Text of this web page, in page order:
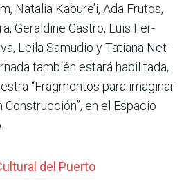
Natalia Kabure’i, Ada Fru­tos,
Geraldine Castro, Luis Fer­
Leila Samudio y Tatiana Net­
también estará habilitada,
“Fragmentos para imaginar
Construcción”, en el Espa­cio
del Puerto